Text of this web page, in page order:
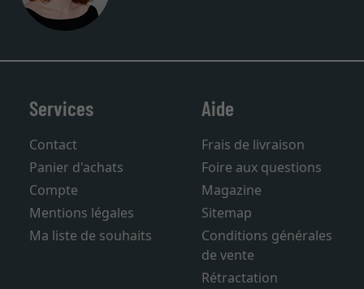
Services
Contact
Panier d'achats
Compte
Mentions légales
Ma liste de souhaits
Aide
Frais de livraison
Foire aux questions
Magazine
Sitemap
Conditions générales
de vente
Rétractation